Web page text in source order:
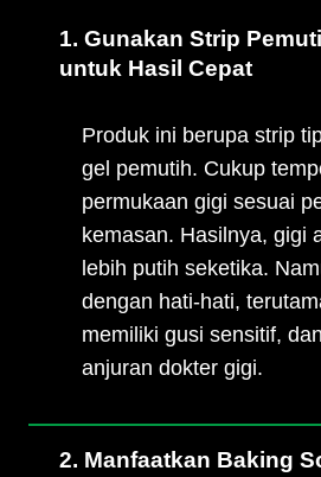
1. Gunakan Strip
untuk Hasil Cepat
Produk ini berupa strip
gel pemutih. Cukup
permukaan gigi sesuai
kemasan. Hasilnya, gigi
lebih putih seketika.
dengan hati-hati,
memiliki gusi sensitif,
anjuran dokter gigi.
2. Manfaatkan Baking